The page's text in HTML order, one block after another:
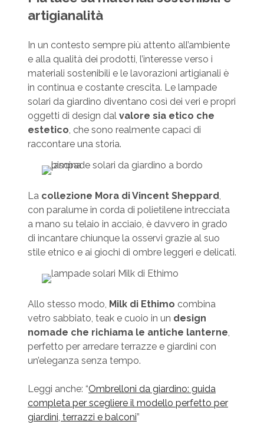
artigianalità
In un contesto sempre più attento all’ambiente
e alla qualità dei prodotti, l’interesse verso i
materiali sostenibili e le lavorazioni artigianali è
in continua e costante crescita. Le lampade
solari da giardino diventano così dei veri e propri
oggetti di design dal valore sia etico che
estetico, che sono realmente capaci di
raccontare una storia.
La collezione Mora di Vincent Sheppard,
con paralume in corda di polietilene intrecciata
a mano su telaio in acciaio, è davvero in grado
di incantare chiunque la osservi grazie al suo
stile etnico e ai giochi di ombre leggeri e delicati.
Allo stesso modo, Milk di Ethimo combina
vetro sabbiato, teak e cuoio in un design
nomade che richiama le antiche lanterne,
perfetto per arredare terrazze e giardini con
un’eleganza senza tempo.
Leggi anche: “Ombrelloni da giardino: guida
completa per scegliere il modello perfetto per
giardini, terrazzi e balconi”